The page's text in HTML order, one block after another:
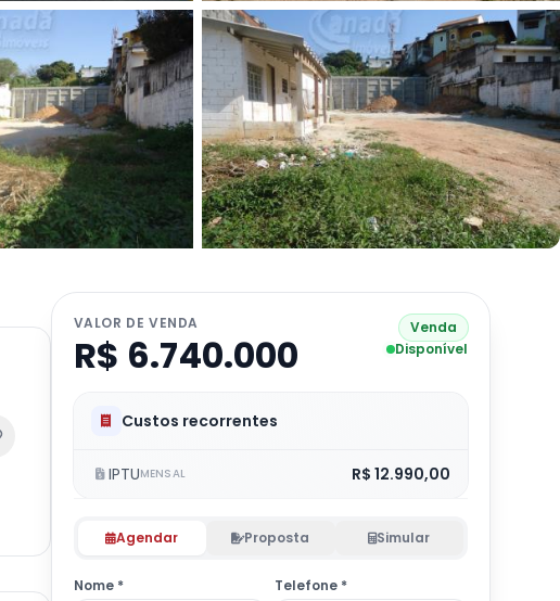
VALOR DE VENDA
R$ 6.740.000
Venda
Disponível
Custos recorrentes
IPTUMENSAL R$ 12.990,00
Agendar Proposta Simular
Nome * Telefone *